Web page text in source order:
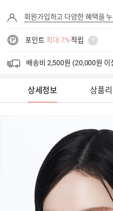
회원가입하고 다양한 혜택을
포인트 최대 7%적립
배송비 2,500원 (20,000원 이
상세정보 상품